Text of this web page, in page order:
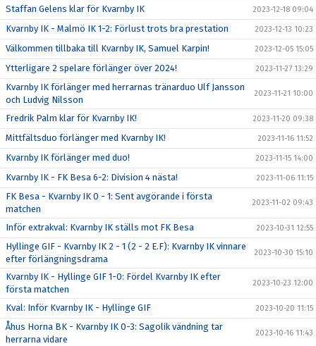
Staffan Gelens klar för Kvarnby IK 2023-12-18 09:04
Kvarnby IK - Malmö IK 1-2: Förlust trots bra prestation 2023-12-13 10:23
Välkommen tillbaka till Kvarnby IK, Samuel Karpin! 2023-12-05 15:05
Ytterligare 2 spelare förlänger över 2024! 2023-11-27 13:29
Kvarnby IK förlänger med herrarnas tränarduo Ulf Jansson
och Ludvig Nilsson
2023-11-21 10:00
Fredrik Palm klar för Kvarnby IK! 2023-11-20 09:38
Mittfältsduo förlänger med Kvarnby IK! 2023-11-16 11:52
Kvarnby IK förlänger med duo! 2023-11-15 14:00
Kvarnby IK - FK Besa 6-2: Division 4 nästa! 2023-11-06 11:15
FK Besa - Kvarnby IK 0 - 1: Sent avgörande i första
matchen
2023-11-02 09:43
Inför extrakval: Kvarnby IK ställs mot FK Besa 2023-10-31 12:55
Hyllinge GIF - Kvarnby IK 2 - 1 (2 - 2 E.F): Kvarnby IK vinnare
efter förlängningsdrama
2023-10-30 15:10
Kvarnby IK - Hyllinge GIF 1-0: Fördel Kvarnby IK efter
första matchen
2023-10-23 12:00
Kval: Inför Kvarnby IK - Hyllinge GIF 2023-10-20 11:15
Åhus Horna BK - Kvarnby IK 0-3: Sagolik vändning tar
herrarna vidare
2023-10-16 11:43